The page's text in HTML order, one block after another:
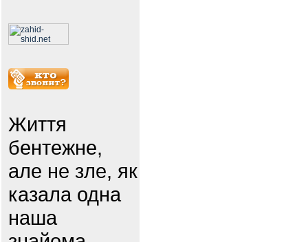
Життя
бентежне,
але не зле, як
казала одна
наша